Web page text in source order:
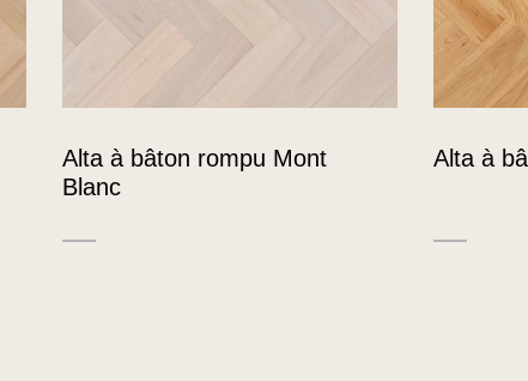
Alta à bâton rompu Mont
Blanc
Alta à